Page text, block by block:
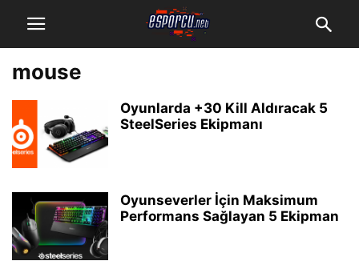
mouse
Oyunlarda +30 Kill Aldıracak 5
SteelSeries Ekipmanı
Oyunseverler İçin Maksimum
Performans Sağlayan 5 Ekipman